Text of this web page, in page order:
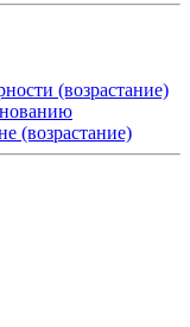
(возрастание)
(возрастание)